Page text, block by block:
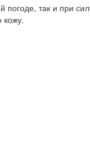
так и при
кожу.